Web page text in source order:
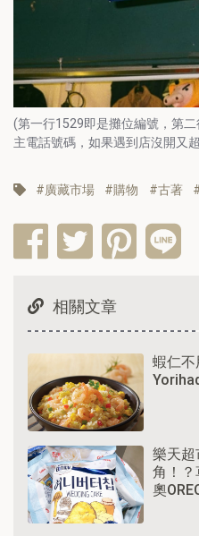
(第一行1529即是攤位編號，第
主電話號碼，如果遇到店沒開又
廣藏市場 購物 古著
相關文章
蝦仁不
樂天超
角！？
奧